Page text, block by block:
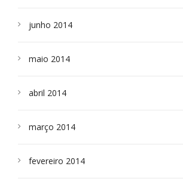
junho 2014
maio 2014
abril 2014
março 2014
fevereiro 2014